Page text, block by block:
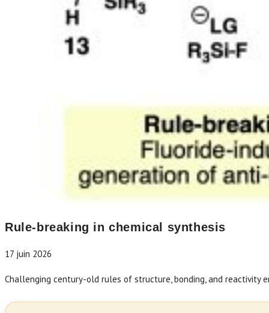
Rule-breaking in chemical synthesis
17 juin 2026
Challenging century-old rules of structure, bonding, and reactivity